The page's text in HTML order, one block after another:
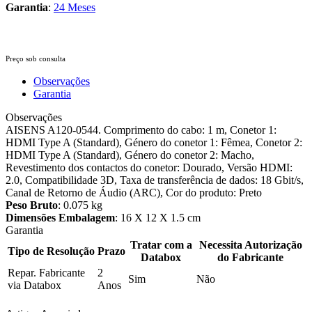
Garantia: 24 Meses
Preço sob consulta
Observações
Garantia
Observações
AISENS A120-0544. Comprimento do cabo: 1 m, Conetor 1:
HDMI Type A (Standard), Género do conetor 1: Fêmea, Conetor 2:
HDMI Type A (Standard), Género do conetor 2: Macho,
Revestimento dos contactos do conetor: Dourado, Versão HDMI:
2.0, Compatibilidade 3D, Taxa de transferência de dados: 18 Gbit/s,
Canal de Retorno de Áudio (ARC), Cor do produto: Preto
Peso Bruto: 0.075 kg
Dimensões Embalagem: 16 X 12 X 1.5 cm
Garantia
Tipo de Resolução Prazo
Tratar com a
Databox
Necessita Autorização
do Fabricante
Repar. Fabricante
via Databox
2
Anos
Sim Não